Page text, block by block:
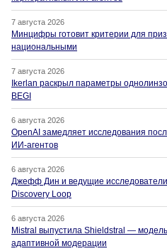
7 августа 2026
Минцифры готовит критерии для
национальными
7 августа 2026
Ikerlan раскрыл параметры
BEGI
6 августа 2026
OpenAI замедляет исследования
ИИ-агентов
6 августа 2026
Джефф Дин и ведущие
Discovery Loop
6 августа 2026
Mistral выпустила Shieldstral —
адаптивной модерации